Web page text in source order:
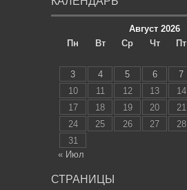
Август 2026
Пн
Вт Ср Чт Пт
3
4 5 6 7
10
11 12 13 14
17
18 19 20 21
24
25 26 27 28
31
« Июл
СТРАНИЦЫ